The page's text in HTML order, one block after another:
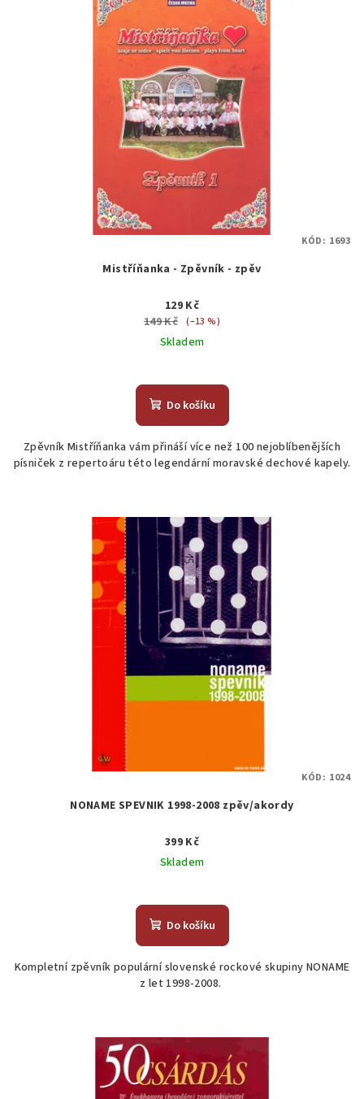
Mistříňanka - Zpěvník - zpěv
129 Kč
149 Kč (–13 %)
Skladem
Do košíku
Zpěvník Mistříňanka vám přináší více než 100 nejoblíbenějších
písniček z repertoáru této legendární moravské dechové kapely.
KÓD: 1693
NONAME SPEVNIK 1998-2008 zpěv/akordy
399 Kč
Skladem
Do košíku
Kompletní zpěvník populární slovenské rockové skupiny NONAME
z let 1998-2008.
KÓD: 1024